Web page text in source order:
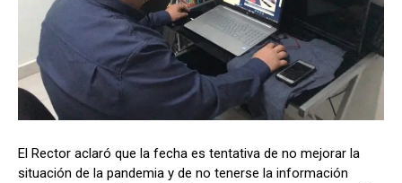
El Rector aclaró que la fecha es tentativa de no mejorar la
situación de la pandemia y de no tenerse la información